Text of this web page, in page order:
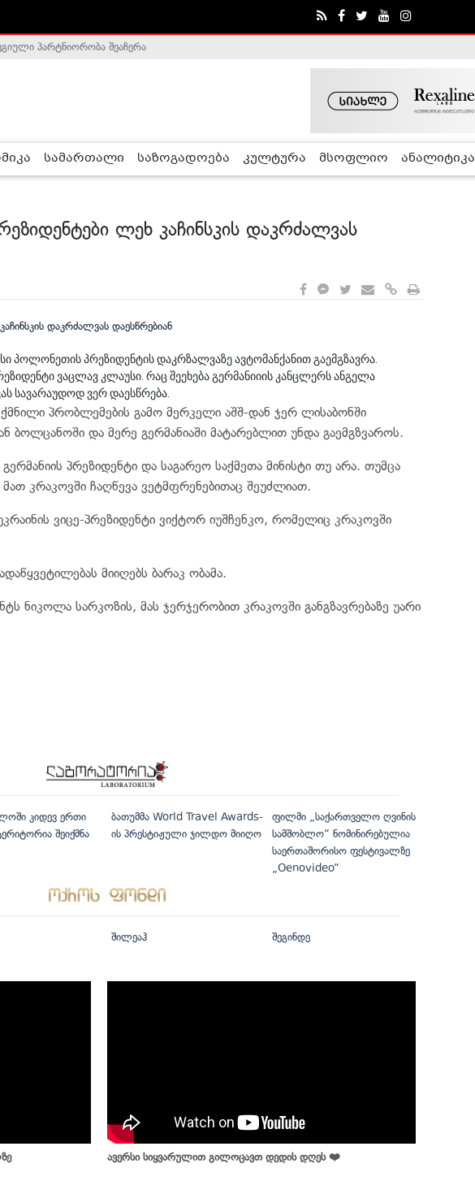
არალეგიტიმურია - ჰელსინკის კომისია
პარტნიორობა შეაჩერა
სამართალი საზოგადოება კულტურა მსოფლიო ანალიტიკა
ლეხ კაჩინსკის დაკრძალვას
პოლონეთის პრეზიდენტის დაკრზალვაზე ავტომანქანით გაემგზავრა.
ვაცლავ კლაუსი. რაც შეეხება გერმანიიის კანცლერს ანგელა
სავარაუდოდ ვერ დაესწრება.
პრობლემების გამო მერკელი აშშ-დან ჯერ ლისაბონში
ბოლცანოში და მერე გერმანიაში მატარებლით უნდა გაემგზვაროს.
პრეზიდენტი და საგარეო საქმეთა მინისტი თუ არა. თუმცა
კრაკოვში ჩაღწევა ვეტმფრენებითაც შეუძლიათ.
ვიცე-პრეზიდენტი ვიქტორ იუშჩენკო, რომელიც კრაკოვში
მიიღებს ბარაკ ობამა.
ნიკოლა სარკოზის, მას ჯერჯერობით კრაკოვში განგზავრებაზე უარი
კიდევ ერთი
შეიქმნა
ბათუმმა World Travel Awards-
ის პრესტიჟული ჯილდო მიიღო
ფილმი „საქართველო ღვინის
სამშობლო“ ნომინირებულია
საერთაშორისო ფესტივალზე
„Oenovideo“
შილეაჰ შეგინდე
ავერსი სიყვარულით გილოცავთ დედის დღეს ❤️